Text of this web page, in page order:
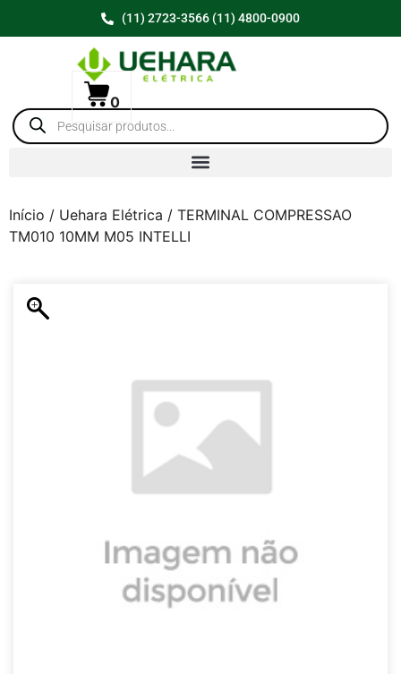
(11) 2723-3566 (11) 4800-0900
0
Início / Uehara Elétrica / TERMINAL COMPRESSAO
TM010 10MM M05 INTELLI